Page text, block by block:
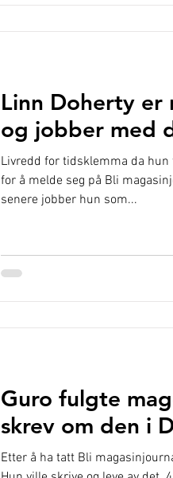
Linn Doherty er
og jobber med
Livredd for tidsklemma da
for å melde seg på Bli
senere jobber hun som...
Guro fulgte
skrev om den i
Etter å ha tatt Bli